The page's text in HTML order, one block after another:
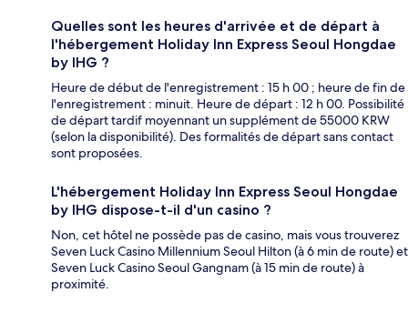
Quelles sont les heures d'arrivée et de départ à
l'hébergement Holiday Inn Express Seoul Hongdae
by IHG ?
Heure de début de l'enregistrement : 15 h 00 ; heure de fin de
l'enregistrement : minuit. Heure de départ : 12 h 00. Possibilité
de départ tardif moyennant un supplément de 55000 KRW
(selon la disponibilité). Des formalités de départ sans contact
sont proposées.
L'hébergement Holiday Inn Express Seoul Hongdae
by IHG dispose-t-il d'un casino ?
Non, cet hôtel ne possède pas de casino, mais vous trouverez
Seven Luck Casino Millennium Seoul Hilton (à 6 min de route) et
Seven Luck Casino Seoul Gangnam (à 15 min de route) à
proximité.